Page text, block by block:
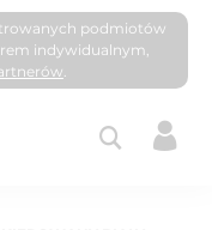
podmiotów
indywidualnym,
.